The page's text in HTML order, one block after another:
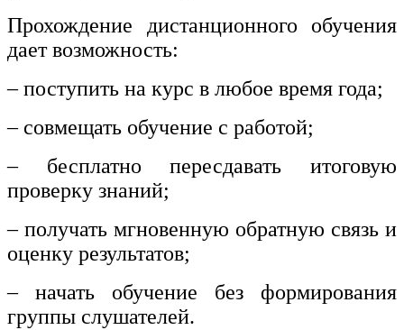
Прохождение дистанционного обучения
дает возможность:
– поступить на курс в любое время года;
– совмещать обучение с работой;
– бесплатно пересдавать итоговую
проверку знаний;
– получать мгновенную обратную связь и
оценку результатов;
– начать обучение без формирования
группы слушателей.